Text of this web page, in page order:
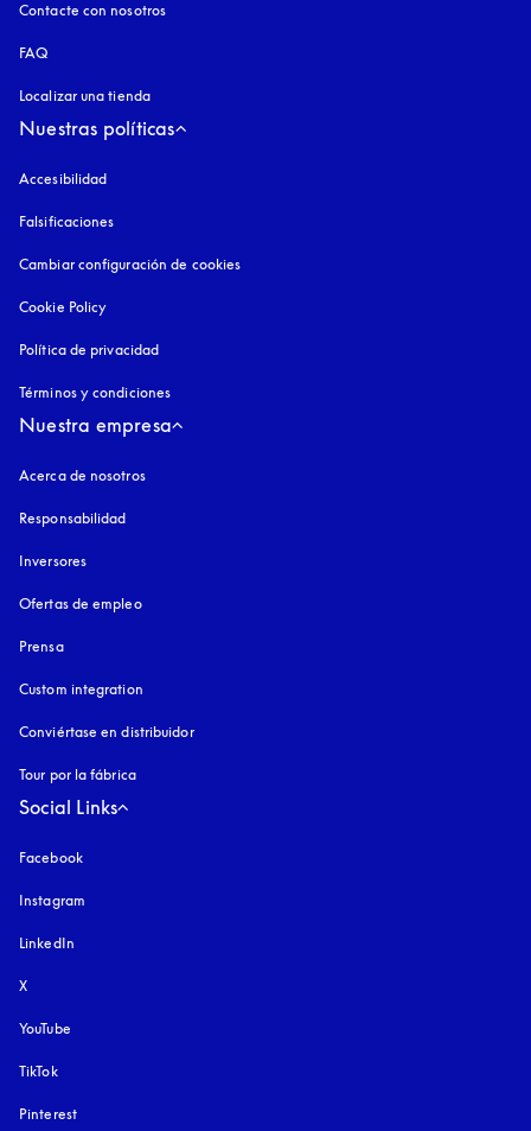
Contacte con nosotros
FAQ
Localizar una tienda
Nuestras políticas
Accesibilidad
Falsificaciones
Cambiar configuración de cookies
Cookie Policy
Política de privacidad
Términos y condiciones
Nuestra empresa
Acerca de nosotros
Responsabilidad
Inversores
Ofertas de empleo
Prensa
Custom integration
Conviértase en distribuidor
Tour por la fábrica
Social Links
Facebook
Instagram
LinkedIn
X
YouTube
TikTok
Pinterest